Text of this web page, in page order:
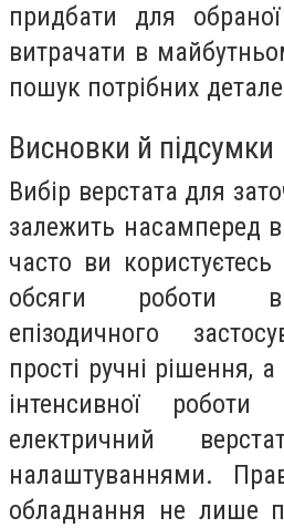
придбати для
витрачати в
пошук потрібних
Висновки й підсумки
Вибір верстата для
залежить насамперед
часто ви
обсяги роботи
епізодичного
прості ручні рішення,
інтенсивної
електричний
налаштуваннями.
обладнання не лише